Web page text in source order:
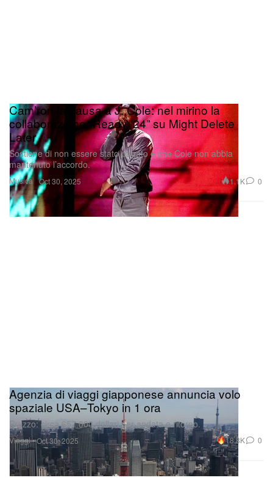
Musica
Cam’ron fa causa a J. Cole: nel mirino la
collaborazione “Ready ‘24” su Might Delete
Later
Sostiene di non essere stato pagato e che Cole non abbia
mantenuto l’accordo.
Oct 30, 2025 1.1K 0
Viaggi
Agenzia di viaggi giapponese annuncia volo
spaziale USA–Tokyo in 1 ora
Prezzo: circa 657.000 dollari per andata e ritorno.
Oct 30, 2025 18.8K 0